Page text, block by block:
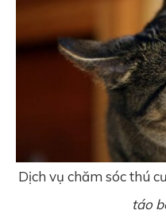
Dịch vụ chăm sóc thú
táo